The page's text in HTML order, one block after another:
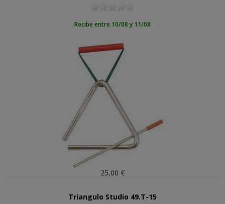
Recibe entre 10/08 y 11/08
25,00 €
Triangulo Studio 49.T-15